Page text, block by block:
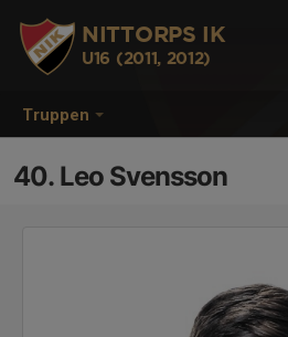
Truppen
NITTORPS IK
U16 (2011, 2012)
40. Leo Svensson